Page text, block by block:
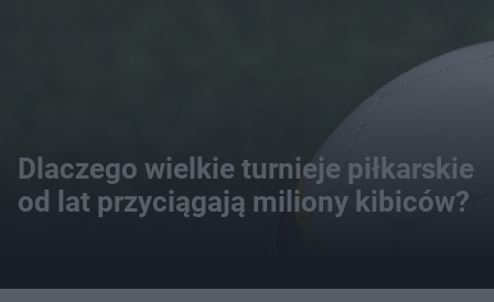
Dlaczego wielkie turnieje piłkarskie
od lat przyciągają miliony kibiców?